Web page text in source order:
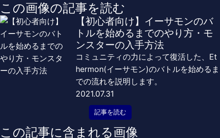
この画像の記事を読む
【初心者向け】イーサモンのバ
トルを始めるまでのやり方・モ
ンスターの入手方法
コミュニティの力によって復活した、Et
hermon(イーサモン)のバトルを始めるま
での流れを説明します。
2021.07.31
記事を読む
この記事に含まれる画像